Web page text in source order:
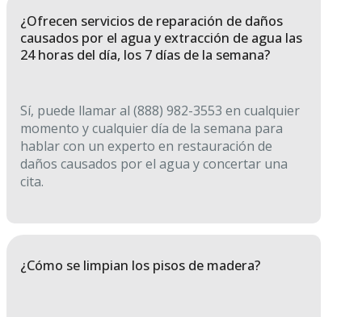
¿Ofrecen servicios de reparación de daños
causados por el agua y extracción de agua las
24 horas del día, los 7 días de la semana?
Sí, puede llamar al (888) 982-3553 en cualquier
momento y cualquier día de la semana para
hablar con un experto en restauración de
daños causados por el agua y concertar una
cita.
¿Cómo se limpian los pisos de madera?